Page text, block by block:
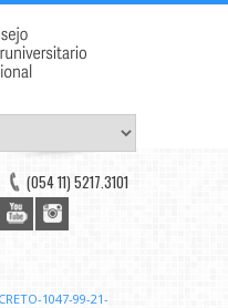
(054 11) 5217.3101
1047-99-21-